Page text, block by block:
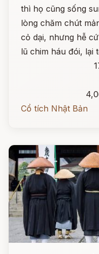
thì họ cũng sống
lòng chăm chút
cỏ dại, nhưng hễ
lũ chim háu đói, lại
Cổ tích Nhật Bản